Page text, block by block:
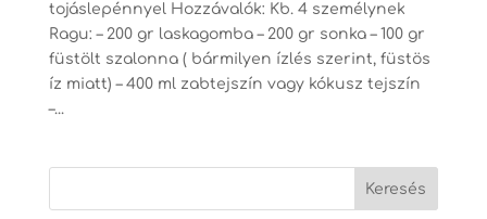
tojáslepénnyel Hozzávalók: Kb. 4 személynek
Ragu: – 200 gr laskagomba – 200 gr sonka – 100 gr
füstölt szalonna ( bármilyen ízlés szerint, füstös
íz miatt) – 400 ml zabtejszín vagy kókusz tejszín
–...